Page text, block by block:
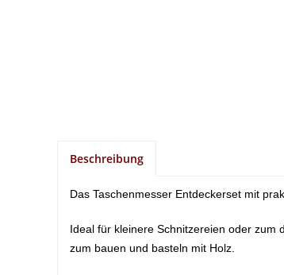
Beschreibung
Das Taschenmesser Entdeckerset mit
Ideal für kleinere Schnitzereien oder zum
zum bauen und basteln mit Holz.